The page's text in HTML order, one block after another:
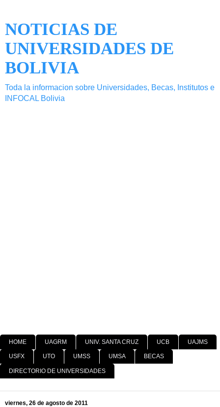
NOTICIAS DE
UNIVERSIDADES DE
BOLIVIA
Toda la informacion sobre Universidades, Becas, Institutos e
INFOCAL Bolivia
HOME UAGRM UNIV. SANTA CRUZ UCB UAJMS
USFX UTO UMSS UMSA BECAS
DIRECTORIO DE UNIVERSIDADES
viernes, 26 de agosto de 2011